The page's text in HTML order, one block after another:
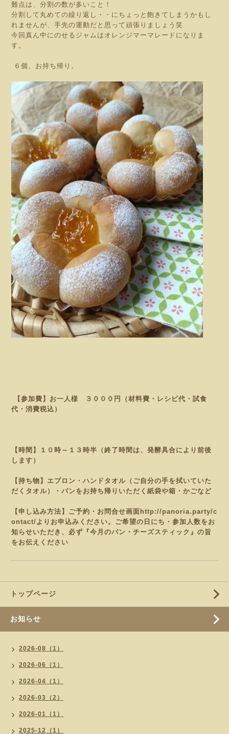
難点は、分割の数が多いこと！
分割して丸めての繰り返し・・にちょっと飽きてしまうかもし
れませんが、手先の運動だと思って頑張りましょう笑
今回真ん中にのせるジャムはオレンジマーマレードになりま
す。
６ 個、お持ち帰り。
【参加費】お一人様 ３０００円（材料費・レシピ代・試食
代・消費税込）
【時間】１０時～１３時半（終了時間は、発酵具合により前後
します）
【持ち物】エプロン・ハンドタオル（ご自分の手を拭いていた
だくタオル）・パンをお持ち帰りいただく紙袋や箱・かごなど
【申し込み方法】ご予約・お問合せ画面 http://panoria.party/c
ontact/よりお申込みください。 ご希望の日にち・参加人数をお
知らせいただき、必ず『今月のパン・チーズスティック 』の旨
をお伝えください
トップページ
お知らせ
2026-08（1）
2026-06（1）
2026-04（1）
2026-03（2）
2026-01（1）
2025-12（1）